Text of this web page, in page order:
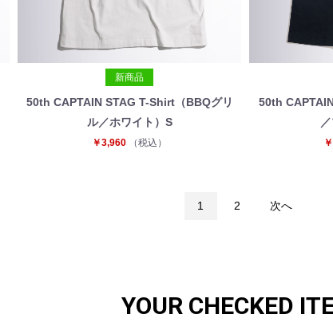
新商品
50th CAPTAIN STAG T-Shirt（BBQグリ
ル／ホワイト）S
￥3,960 （税込）
50th
1 2 次へ
YOUR CHECKED